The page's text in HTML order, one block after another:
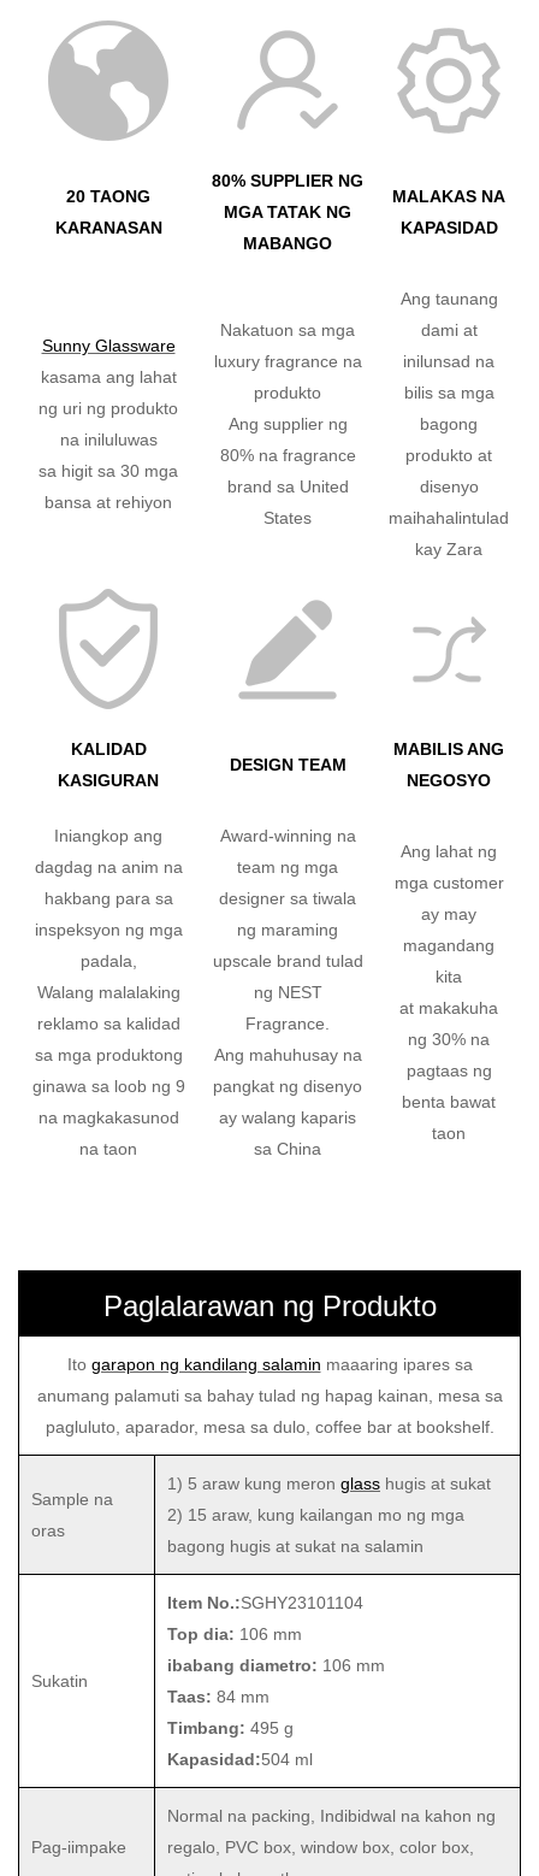
20 TAONG
KARANASAN
80% SUPPLIER NG
MGA TATAK NG
MABANGO
MALAKAS NA
KAPASIDAD
Sunny Glassware
kasama ang lahat
ng uri ng produkto
na iniluluwas
sa higit sa 30 mga
bansa at rehiyon
Nakatuon sa mga
luxury fragrance na
produkto
Ang supplier ng
80% na fragrance
brand sa United
States
Ang taunang
dami at
inilunsad na
bilis sa mga
bagong
produkto at
disenyo
maihahalintulad
kay Zara
KALIDAD
KASIGURAN
DESIGN TEAM
MABILIS ANG
NEGOSYO
Iniangkop ang
dagdag na anim na
hakbang para sa
inspeksyon ng mga
padala,
Walang malalaking
reklamo sa kalidad
sa mga produktong
ginawa sa loob ng 9
na magkakasunod
na taon
Award-winning na
team ng mga
designer sa tiwala
ng maraming
upscale brand tulad
ng NEST
Fragrance.
Ang mahuhusay na
pangkat ng disenyo
ay walang kaparis
sa China
Ang lahat ng
mga customer
ay may
magandang
kita
at makakuha
ng 30% na
pagtaas ng
benta bawat
taon
Paglalarawan ng Produkto
Ito garapon ng kandilang salamin maaaring ipares sa
anumang palamuti sa bahay tulad ng hapag kainan, mesa sa
pagluluto, aparador, mesa sa dulo, coffee bar at bookshelf.
Sample na
oras
1) 5 araw kung meron glass hugis at sukat
2) 15 araw, kung kailangan mo ng mga
bagong hugis at sukat na salamin
Sukatin
Item No.:SGHY23101104
Top dia: 106 mm
ibabang diametro: 106 mm
Taas: 84 mm
Timbang: 495 g
Kapasidad:504 ml
Pag-iimpake
Normal na packing, Indibidwal na kahon ng
regalo, PVC box, window box, color box,